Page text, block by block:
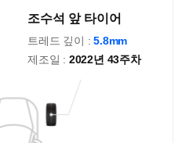
조수석 앞 타이어
트레드 깊이 :5.8mm
제조일 : 2022년 43주차